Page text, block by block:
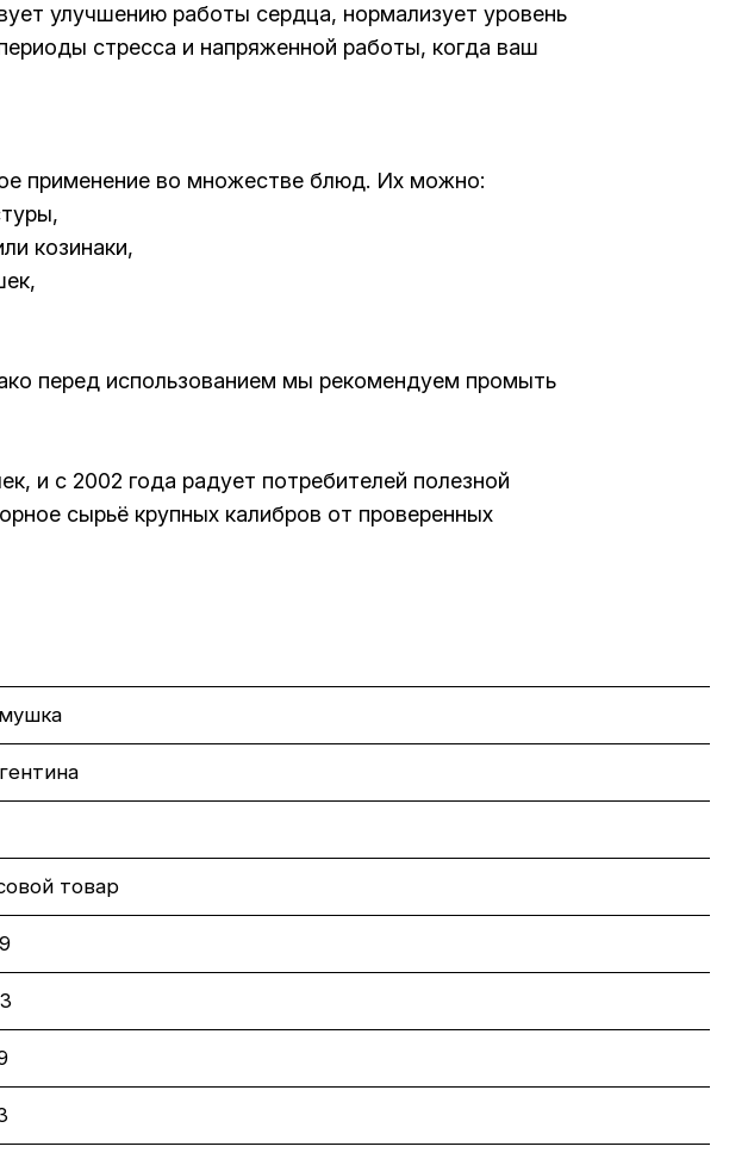
улучшению работы сердца, нормализует уровень
стресса и напряженной работы, когда ваш
применение во множестве блюд. Их можно:
козинаки,
перед использованием мы рекомендуем промыть
и с 2002 года радует потребителей полезной
сырьё крупных калибров от проверенных
товар